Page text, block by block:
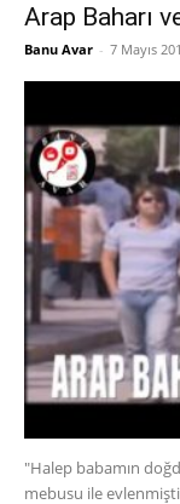
Arap Baharı
Banu Avar - 7 Mayıs
"Halep babamın
mebusu ile